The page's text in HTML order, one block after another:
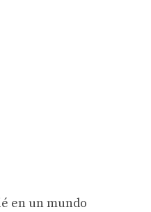
en un mundo